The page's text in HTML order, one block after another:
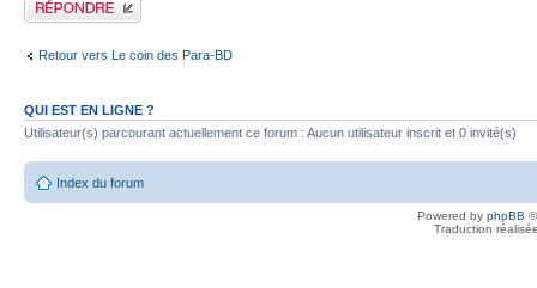
Retour vers Le coin des Para-BD
QUI EST EN LIGNE ?
Utilisateur(s) parcourant actuellement ce forum : Aucun utilisateur inscrit et 0 invité(s)
Index du forum
Powered by phpBB
Traduction